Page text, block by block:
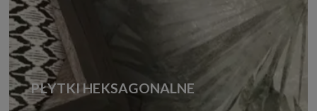
PŁYTKI HEKSAGONALNE